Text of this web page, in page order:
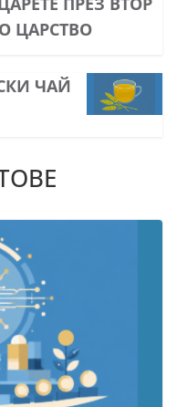
ЦАРСТВО
ЧАЙ